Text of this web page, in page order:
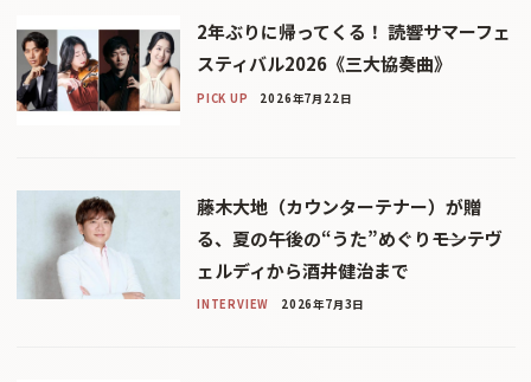
2年ぶりに帰ってくる！ 読響サマーフェ
スティバル2026《三大協奏曲》
PICK UP 2026年7月22日
藤木大地（カウンターテナー）が贈
る、夏の午後の“うた”めぐり――モンテヴ
ェルディから酒井健治まで
INTERVIEW 2026年7月3日